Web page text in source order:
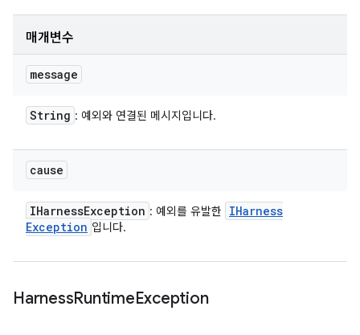
매개변수
message
String : 예외와 연결된 메시지입니다.
cause
IHarnessException : 예외를 유발한
IHarness
Exception 입니다.
HarnessRuntimeException